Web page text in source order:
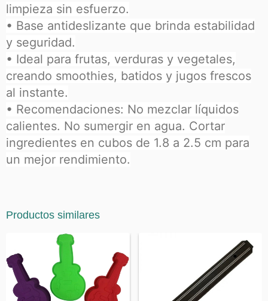
limpieza sin esfuerzo.
• Base antideslizante que brinda estabilidad
y seguridad.
• Ideal para frutas, verduras y vegetales,
creando smoothies, batidos y jugos frescos
al instante.
• Recomendaciones: No mezclar líquidos
calientes. No sumergir en agua. Cortar
ingredientes en cubos de 1.8 a 2.5 cm para
un mejor rendimiento.
Productos similares